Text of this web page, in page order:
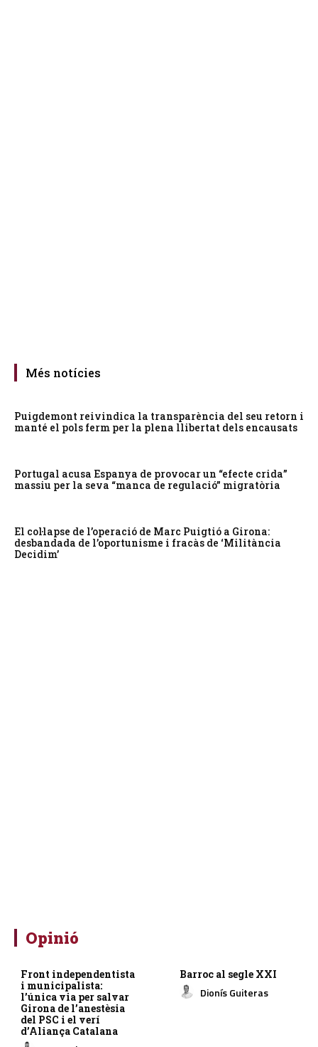
Més notícies
Puigdemont reivindica la transparència del seu retorn i
manté el pols ferm per la plena llibertat dels encausats
Portugal acusa Espanya de provocar un “efecte crida”
massiu per la seva “manca de regulació” migratòria
El col·lapse de l’operació de Marc Puigtió a Girona:
desbandada de l’oportunisme i fracàs de ‘Militància
Decidim’
Opinió
Front independentista
i municipalista:
l’única via per salvar
Girona de l’anestèsia
del PSC i el verí
d’Aliança Catalana
Barroc al segle XXI
Dionís Guiteras